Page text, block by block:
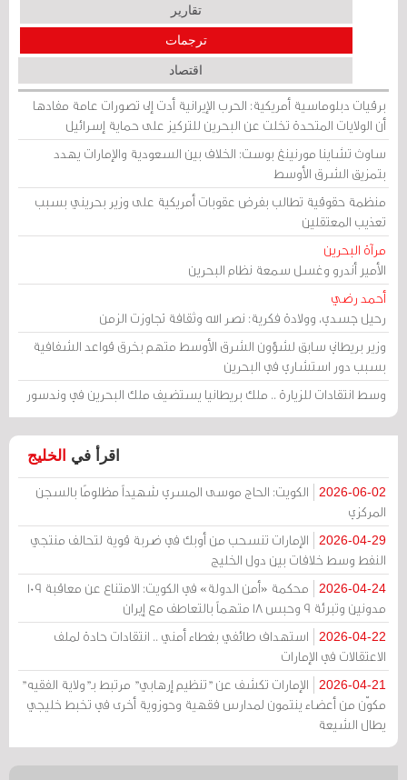
تقارير
ترجمات
اقتصاد
برقيات دبلوماسية أمريكية: الحرب الإيرانية أدت إلى تصورات عامة مفادها
أن الولايات المتحدة تخلت عن البحرين للتركيز على حماية إسرائيل
ساوث تشاينا مورنينغ بوست: الخلاف بين السعودية والإمارات يهدد
بتمزيق الشرق الأوسط
منظمة حقوقية تطالب بفرض عقوبات أمريكية على وزير بحريني بسبب
تعذيب المعتقلين
مرآة البحرين
الأمير أندرو وغسل سمعة نظام البحرين
أحمد رضي
رحيل جسدي، وولادة فكرية: نصر الله وثقافة تجاوزت الزمن
وزير بريطاني سابق لشؤون الشرق الأوسط متهم بخرق قواعد الشفافية
بسبب دور استشاري في البحرين
وسط انتقادات للزيارة .. ملك بريطانيا يستضيف ملك البحرين في وندسور
اقرأ في الخليج
2026-06-02
الكويت: الحاج موسى المسري شهيداً مظلومًا بالسجن
المركزي
2026-04-29
الإمارات تنسحب من أوبك في ضربة قوية لتحالف منتجي
النفط وسط خلافات بين دول الخليج
2026-04-24
محكمة «أمن الدولة» في الكويت: الامتناع عن معاقبة 109
مدونين وتبرئة 9 وحبس 18 متهماً بالتعاطف مع إيران
2026-04-22
استهداف طائفي بغطاء أمني .. انتقادات حادة لملف
الاعتقالات في الإمارات
2026-04-21
الإمارات تكشف عن "تنظيم إرهابي" مرتبط بـ"ولاية الفقيه"
مكوّن من أعضاء ينتمون لمدارس فقهية وحوزوية أخرى في تخبط خليجي
يطال الشيعة